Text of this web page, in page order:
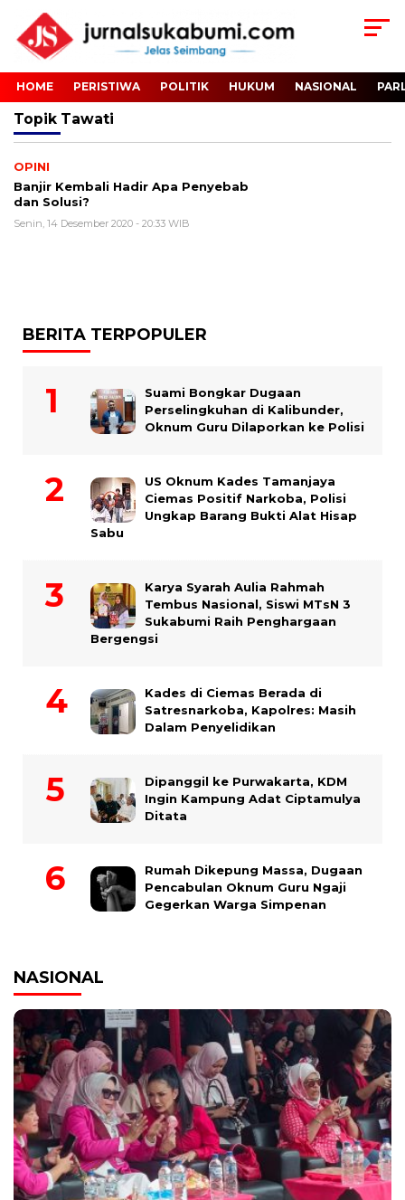
HOME PERISTIWA POLITIK HUKUM NASIONAL
Topik Tawati
OPINI
Banjir Kembali Hadir Apa Penyebab
dan Solusi?
Senin, 14 Desember 2020 - 20:33 WIB
BERITA TERPOPULER
Suami Bongkar Dugaan
Perselingkuhan di Kalibunder,
Oknum Guru Dilaporkan ke Polisi
US Oknum Kades Tamanjaya
Ciemas Positif Narkoba, Polisi
Ungkap Barang Bukti Alat Hisap
Sabu
Karya Syarah Aulia Rahmah
Tembus Nasional, Siswi MTsN 3
Sukabumi Raih Penghargaan
Bergengsi
Kades di Ciemas Berada di
Satresnarkoba, Kapolres: Masih
Dalam Penyelidikan
Dipanggil ke Purwakarta, KDM
Ingin Kampung Adat Ciptamulya
Ditata
Rumah Dikepung Massa, Dugaan
Pencabulan Oknum Guru Ngaji
Gegerkan Warga Simpenan
NASIONAL